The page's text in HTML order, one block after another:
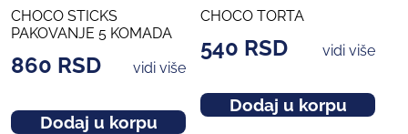
CHOCO STICKS
PAKOVANJE 5 KOMADA
860 RSD vidi više
Dodaj u korpu
CHOCO TORTA
540 RSD vidi više
Dodaj u korpu